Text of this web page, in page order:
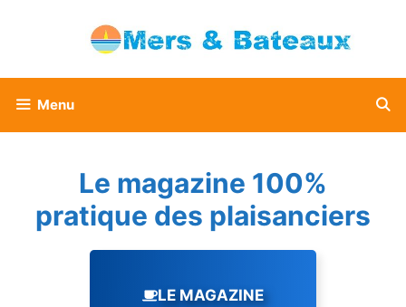
Menu
Le magazine 100%
pratique des plaisanciers
LE MAGAZINE